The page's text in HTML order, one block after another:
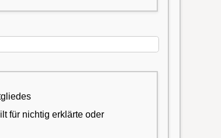
für nichtig erklärte oder